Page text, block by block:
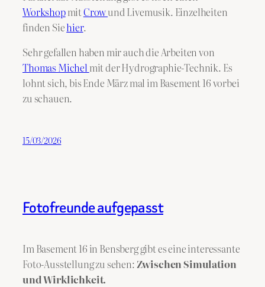
WorkshopmitCrowund Livemusik. Einzelheiten
finden Siehier.
Sehr gefallen haben mir auch die Arbeiten von
Thomas Michel mit der Hydrographie-Technik. Es
lohnt sich, bis Ende März mal im Basement 16 vorbei
zu schauen.
15/03/2026
Fotofreunde aufgepasst
Im Basement 16 in Bensberg gibt es eine interessante
Foto-Ausstellung zu sehen: Zwischen Simulation
und Wirklichkeit.